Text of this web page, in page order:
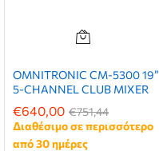
OMNITRONIC CM-5300 19”
5-CHANNEL CLUB MIXER
€640,00 €751,44
Διαθέσιμο σε περισσότερο
από 30 ημέρες